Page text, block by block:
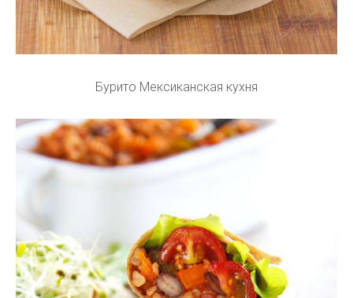
Бурито Мексиканская кухня